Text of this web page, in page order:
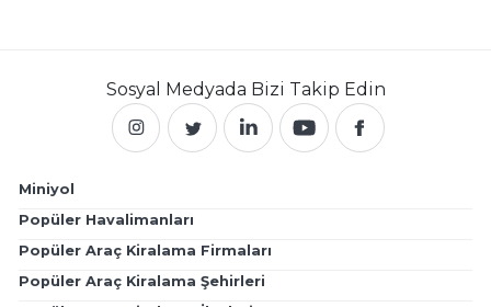
Sosyal Medyada Bizi Takip Edin
Miniyol
Popüler Havalimanları
Popüler Araç Kiralama Firmaları
Popüler Araç Kiralama Şehirleri